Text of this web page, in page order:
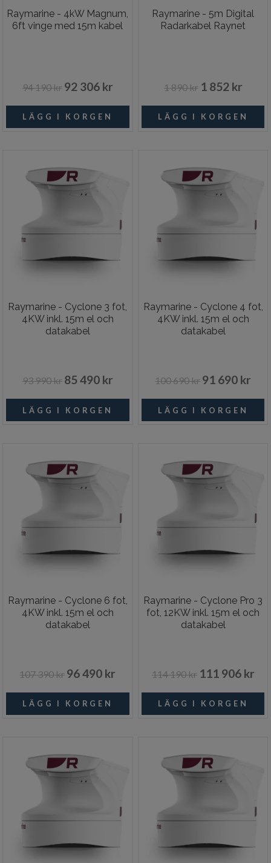
Raymarine - 4kW Magnum,
6ft vinge med 15m kabel
94 190 kr 92 306 kr
Raymarine - 5m Digital
Radarkabel Raynet
1 890 kr 1 852 kr
Raymarine - Cyclone 3 fot,
4KW inkl. 15m el och
datakabel
93 990 kr 85 490 kr
Raymarine - Cyclone 4 fot,
4KW inkl. 15m el och
datakabel
100 690 kr 91 690 kr
Raymarine - Cyclone 6 fot,
4KW inkl. 15m el och
datakabel
107 390 kr 96 490 kr
Raymarine - Cyclone Pro 3
fot, 12KW inkl. 15m el och
datakabel
114 190 kr 111 906 kr